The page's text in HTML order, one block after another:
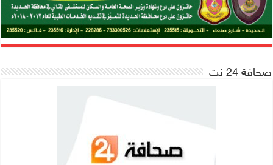
صحافة 24 نت